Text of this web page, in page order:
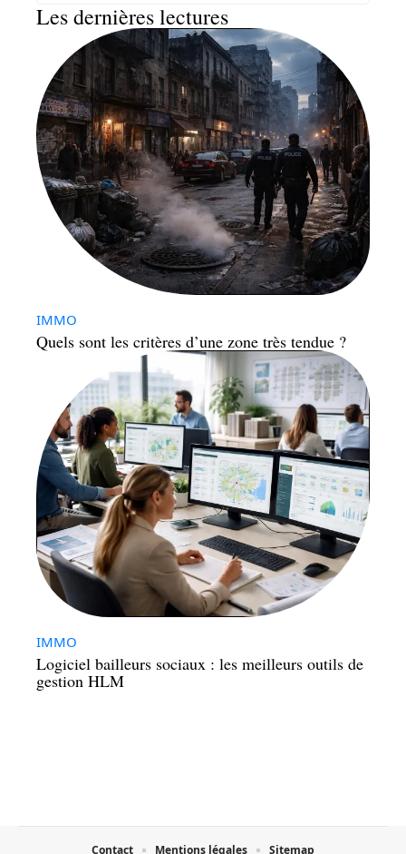
Les dernières lectures
IMMO
Quels sont les critères d’une zone très tendue ?
IMMO
Logiciel bailleurs sociaux : les meilleurs outils de
gestion HLM
Contact Mentions légales Sitemap